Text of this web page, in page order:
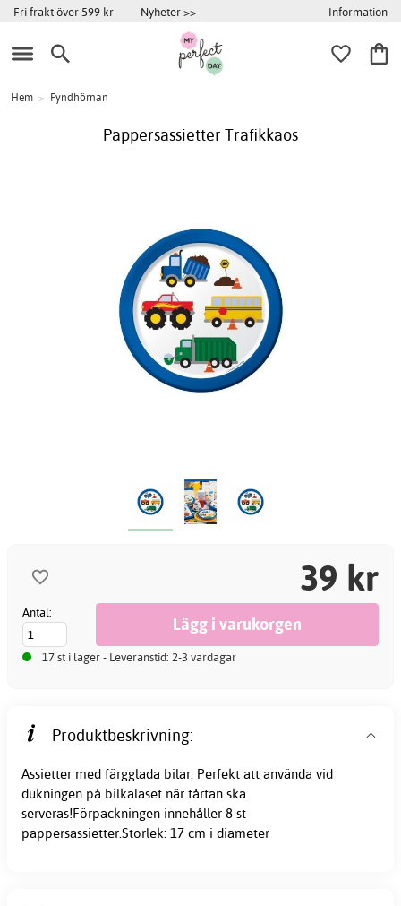
Fri frakt över 599 kr Nyheter >> Information
Hem > Fyndhörnan
Pappersassietter Trafikkaos
39 kr
Antal:
17 st i lager - Leveranstid: 2-3 vardagar
Produktbeskrivning:
Assietter med färgglada bilar. Perfekt att använda vid
dukningen på bilkalaset när tårtan ska
serveras!Förpackningen innehåller 8 st
pappersassietter.Storlek: 17 cm i diameter